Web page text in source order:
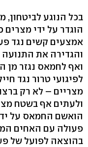
בכל הנוגע לביטחון,
הוגדר על ידי
אמצעים קשים נגד
והגדירה את התנועה
ואף לחמאס נגזר מן
לפיגועי טרור נגד
מצריים – לא רק
ולעתים אף בשטח
הואשם החמאס על
פעולה עם האחים
בהוצאה לפועל של